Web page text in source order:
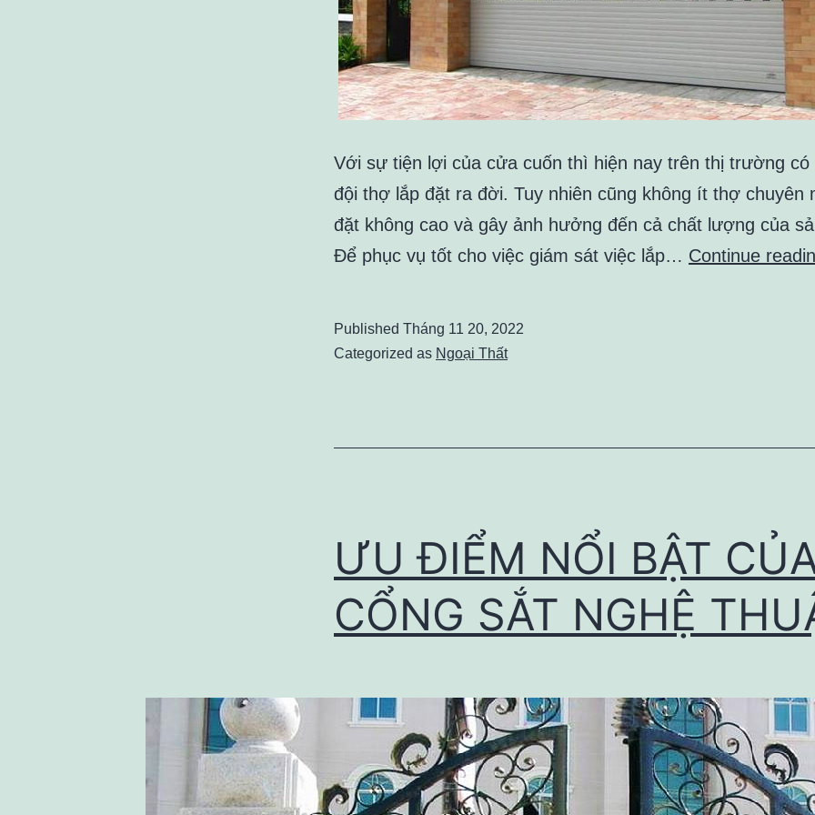
Với sự tiện lợi của cửa cuốn thì hiện nay trên thị trường có
đội thợ lắp đặt ra đời. Tuy nhiên cũng không ít thợ chuyên
đặt không cao và gây ảnh hưởng đến cả chất lượng của
Để phục vụ tốt cho việc giám sát việc lắp… Continue
Published Tháng 11 20, 2022
Categorized as Ngoại Thất
ƯU ĐIỂM NỔI BẬT
CỔNG SẮT NGHỆ